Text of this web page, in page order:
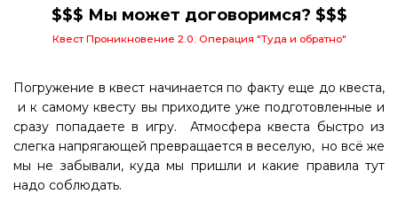
$$$ Мы может договоримся? $$$
Квест Проникновение 2.0. Операция "Туда и обратно"
Погружение в квест начинается по факту еще до квеста,
и к самому квесту вы приходите уже подготовленные и
сразу попадаете в игру. Атмосфера квеста быстро из
слегка напрягающей превращается в веселую, но всё же
мы не забывали, куда мы пришли и какие правила тут
надо соблюдать.